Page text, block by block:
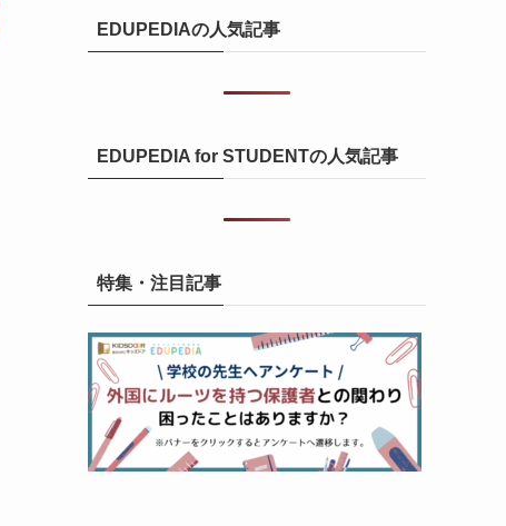
EDUPEDIAの人気記事
EDUPEDIA for STUDENTの人気記事
特集・注目記事